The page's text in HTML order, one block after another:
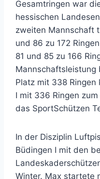
Gesamtringen war
hessischen
zweiten Mannschaft
und 86 zu 172
81 und 85 zu 166
Mannschaftsleistung
Platz mit 338 Ringen
I mit 336 Ringen
das SportSchützen
In der Disziplin
Büdingen I mit den
Winter. Max startete